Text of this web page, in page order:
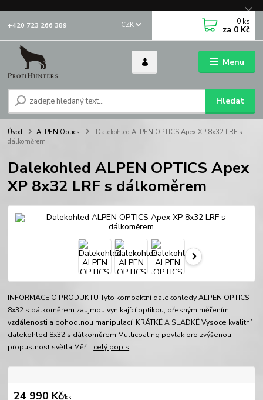
Menu
CZK
Hledat
+420 723 266 389 0 ks
za 0 Kč
Úvod ALPEN Optics
Dalekohled ALPEN OPTICS Apex XP 8x32 LRF s
dálkoměrem
Dalekohled ALPEN OPTICS Apex
XP 8x32 LRF s dálkoměrem
INFORMACE O PRODUKTU Tyto kompaktní dalekohledy ALPEN OPTICS
8x32 s dálkoměrem zaujmou vynikající optikou, přesným měřením
vzdálenosti a pohodlnou manipulací. KRÁTKÉ A SLADKÉ Vysoce kvalitní
dalekohled 8x32 s dálkoměrem Multicoating povlak pro zvýšenou
propustnost světla Měř... celý popis
24 990 Kč/ks